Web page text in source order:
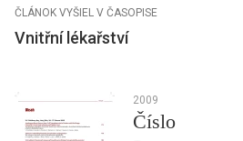
ČLÁNOK VYŠIEL V ČASOPISE
Vnitřní lékařství
2009
Číslo